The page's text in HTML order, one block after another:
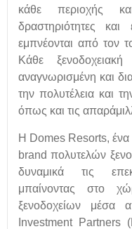
κάθε περιοχής
δραστηριότητες και
εμπνέονται από τον
Κάθε
αναγνωρισμένη και
την πολυτέλεια και
όπως και τις
Η Domes Resorts, ένα
brand πολυτελών
δυναμικά τις
μπαίνοντας στο
ξενοδοχείων μέσα
Investment Partners